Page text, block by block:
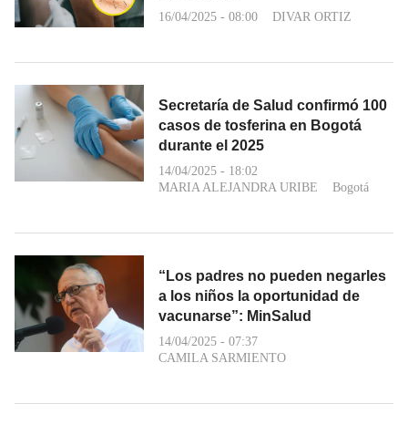
16/04/2025 - 08:00 DIVAR ORTIZ
Secretaría de Salud confirmó 100
casos de tosferina en Bogotá
durante el 2025
14/04/2025 - 18:02
MARIA ALEJANDRA URIBE
Bogotá
“Los padres no pueden negarles
a los niños la oportunidad de
vacunarse”: MinSalud
14/04/2025 - 07:37
CAMILA SARMIENTO